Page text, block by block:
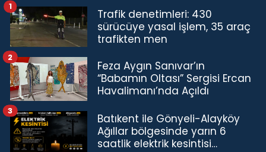
Trafik denetimleri: 430
sürücüye yasal işlem, 35 araç
trafikten men
1
Feza Aygın Sanıvar’ın
“Babamın Oltası” Sergisi Ercan
Havalimanı’nda Açıldı
2
Batıkent ile Gönyeli-Alayköy
Ağıllar bölgesinde yarın 6
saatlik elektrik kesintisi…
3